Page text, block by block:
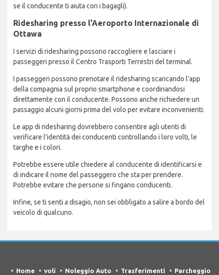
se il conducente ti aiuta con i bagagli).
Ridesharing presso l'Aeroporto Internazionale di
Ottawa
I servizi di ridesharing possono raccogliere e lasciare i
passeggeri presso il Centro Trasporti Terrestri del terminal.
I passeggeri possono prenotare il ridesharing scaricando l'app
della compagnia sul proprio smartphone e coordinandosi
direttamente con il conducente. Possono anche richiedere un
passaggio alcuni giorni prima del volo per evitare inconvenienti.
Le app di ridesharing dovrebbero consentire agli utenti di
verificare l'identità dei conducenti controllando i loro volti, le
targhe e i colori.
Potrebbe essere utile chiedere al conducente di identificarsi e
di indicare il nome del passeggero che sta per prendere.
Potrebbe evitare che persone si fingano conducenti.
Infine, se ti senti a disagio, non sei obbligato a salire a bordo del
veicolo di qualcuno.
Home voli Noleggio Auto Trasferimenti Parcheggio